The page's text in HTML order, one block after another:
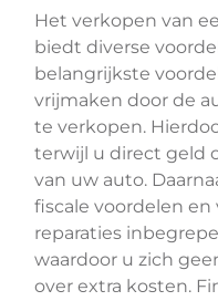
Het verkopen van
biedt diverse
belangrijkste
vrijmaken door de
te verkopen.
terwijl u direct geld
van uw auto.
fiscale voordelen
reparaties
waardoor u zich
over extra kosten.